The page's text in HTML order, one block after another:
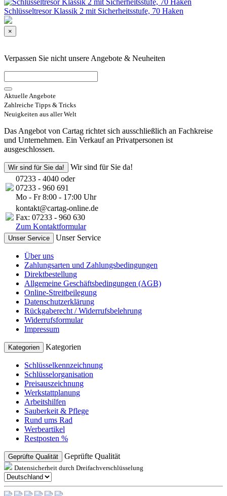
Schlüsseltresor Klassik 2 mit Sicherheitsstufe, 70 Haken
×
Verpassen Sie nicht unsere Angebote & Neuheiten
Aktuelle Angebote
Zahlreiche Tipps & Tricks
Neuigkeiten aus aller Welt
Das Angebot von Cartag richtet sich ausschließlich an Fachkreise
und Unternehmen. Ein Verkauf an Privatpersonen ist
ausgeschlossen.
Wir sind für Sie da!
Wir sind für Sie da!
07233 - 4040 oder
07233 - 960 691
Mo - Fr 8:00 - 17:00 Uhr
kontakt@cartag-online.de
Fax: 07233 - 960 630
Zum Kontaktformular
Unser Service Unser Service
Über uns
Zahlungsarten und Zahlungsbedingungen
Direktbestellung
Allgemeine Geschäftsbedingungen (AGB)
Online-Streitbeilegung
Datenschutzerklärung
Rückgaberecht / Widerrufsbelehrung
Widerrufsformular
Impressum
Kategorien Kategorien
Schlüsselkennzeichnung
Schlüsselorganisation
Preisauszeichnung
Werkstattplanung
Arbeitshilfen
Sauberkeit & Pflege
Rund ums Rad
Werbeartikel
Restposten %
Geprüfte Qualität Geprüfte Qualität
Datensicherheit durch Dreifachverschlüsselung